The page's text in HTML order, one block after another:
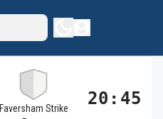
Faversham Strike
20:45